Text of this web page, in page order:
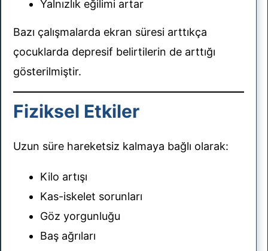
Yalnızlık eğilimi artar
Bazı çalışmalarda ekran süresi arttıkça
çocuklarda depresif belirtilerin de arttığı
gösterilmiştir.
Fiziksel Etkiler
Uzun süre hareketsiz kalmaya bağlı olarak:
Kilo artışı
Kas-iskelet sorunları
Göz yorgunluğu
Baş ağrıları